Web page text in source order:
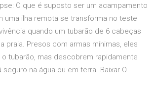
O que é suposto ser um acampamento
uma ilha remota se transforma no teste
quando um tubarão de 6 cabeças
praia. Presos com armas mínimas, eles
tubarão, mas descobrem rapidamente
na água ou em terra. Baixar O